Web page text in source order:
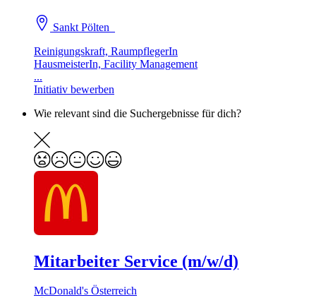
Sankt Pölten
Reinigungskraft, RaumpflegerIn
HausmeisterIn, Facility Management
...
Initiativ bewerben
Wie relevant sind die Suchergebnisse für dich?
Mitarbeiter Service (m/w/d)
McDonald's Österreich